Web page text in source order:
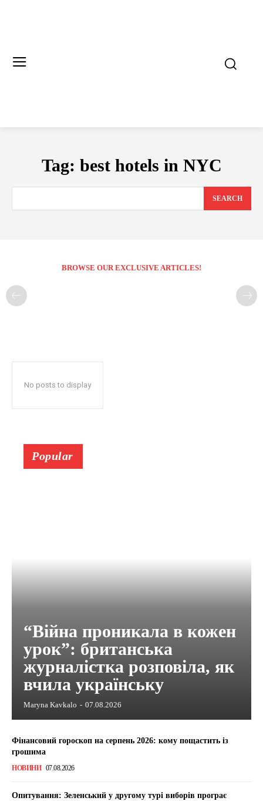
Tag: best hotels in NYC
SEARCH
BROWSE OUR EXCLUSIVE ARTICLES!
No posts to display
Popular
“Війна проникала в кожен
урок”: британська
журналістка розповіла, як
вчила українську
Maryna Kavkalo - 07.08.2026
Фінансовий гороскоп на серпень 2026: кому пощастить із
грошима
НОВИНИ 07.08.2026
Опитування: Зеленський у другому турі виборів програє